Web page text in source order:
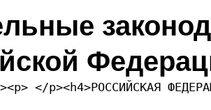
</p><h4>РОССИЙСКАЯ